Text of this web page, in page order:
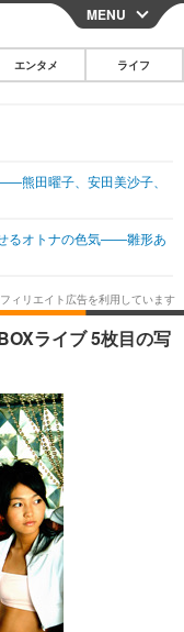
CLOSE
その他
韓国・芸能
スポーツ
その他
グルメ
ショッピング
MENU
エンタメ ライフ
熊田曜子、安田美沙子、
るオトナの色気——雛形あ
ライブ 5枚目の写